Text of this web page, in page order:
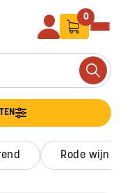
Search
0
rode wijn